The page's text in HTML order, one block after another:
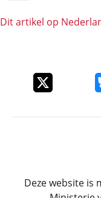
Dit artikel op
Deel dit item
Deze website is